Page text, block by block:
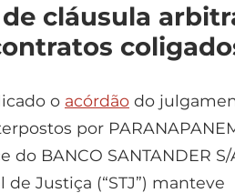
cláusula
o acórdão do
por
do BANCO SANTANDER S/
Justiça (“STJ”) manteve